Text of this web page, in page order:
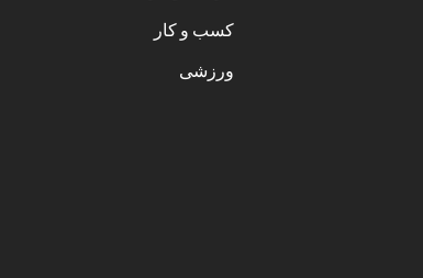
کسب و کار
ورزشی